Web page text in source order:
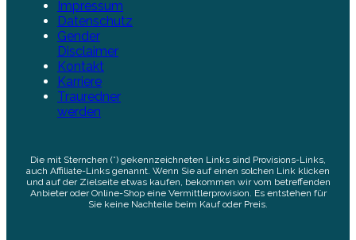
Impressum
Datenschutz
Gender
Disclaimer
Kontakt
Karriere
Trauredner
werden
Die mit Sternchen (*) gekennzeichneten Links sind Provisions-Links,
auch Affiliate-Links genannt. Wenn Sie auf einen solchen Link klicken
und auf der Zielseite etwas kaufen, bekommen wir vom betreffenden
Anbieter oder Online-Shop eine Vermittlerprovision. Es entstehen für
Sie keine Nachteile beim Kauf oder Preis.